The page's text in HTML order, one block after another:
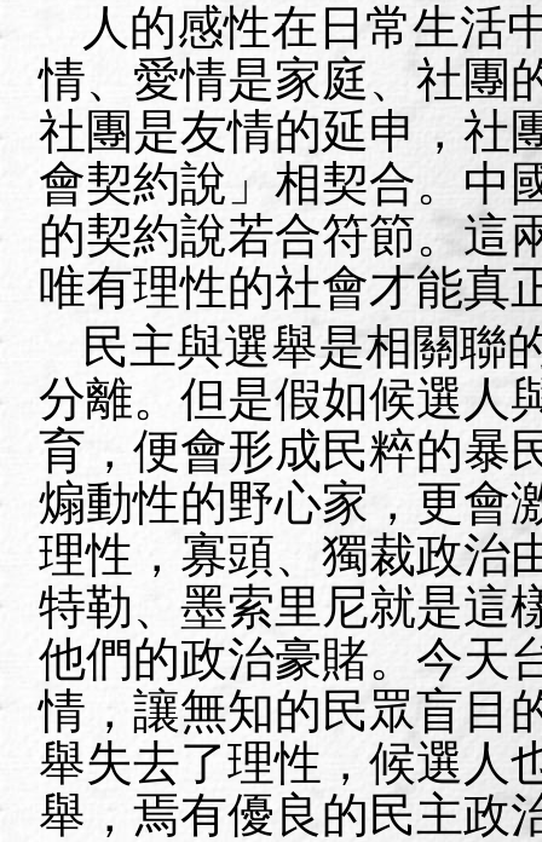
人的感性在日常生活
情、愛情是家庭、社團
社團是友情的延申，社
會契約說」相契合。中
的契約說若合符節。這
唯有理性的社會才能真
民主與選舉是相關聯
分離。但是假如候選人
育，便會形成民粹的暴
煽動性的野心家，更會
理性，寡頭、獨裁政治
特勒、墨索里尼就是這
他們的政治豪賭。今天
情，讓無知的民眾盲目
舉失去了理性，候選人
舉，焉有優良的民主政